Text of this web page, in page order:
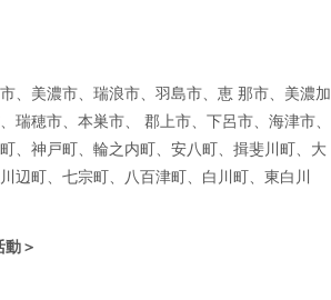
、美濃市、瑞浪市、羽島市、恵 那市、美濃加
瑞穂市、本巣市、 郡上市、下呂市、海津市、
、神戸町、輪之内町、安八町、揖斐川町、大
辺町、七宗町、八百津町、白川町、東白川
＞